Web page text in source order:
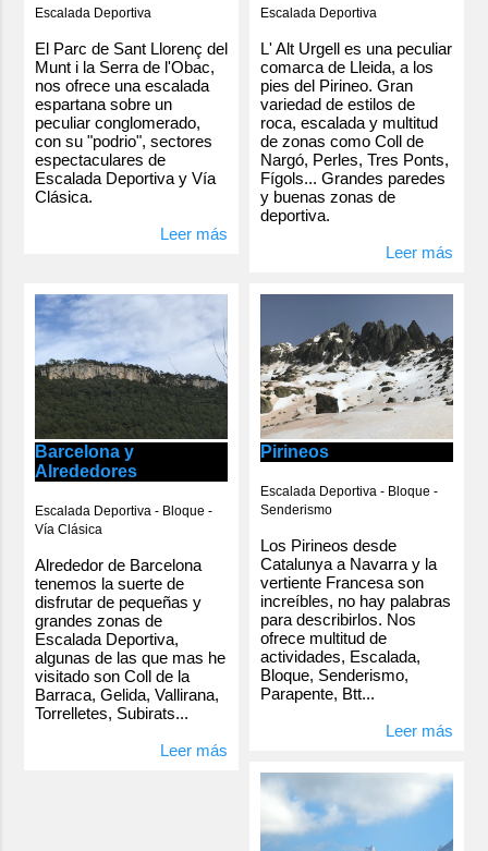
Escalada Deportiva
El Parc de Sant Llorenç del
Munt i la Serra de l'Obac,
nos ofrece una escalada
espartana sobre un
peculiar conglomerado,
con su "podrio", sectores
espectaculares de
Escalada Deportiva y Vía
Clásica.
Leer más
Escalada Deportiva
L' Alt Urgell es una peculiar
comarca de Lleida, a los
pies del Pirineo. Gran
variedad de estilos de
roca, escalada y multitud
de zonas como Coll de
Nargó, Perles, Tres Ponts,
Fígols... Grandes paredes
y buenas zonas de
deportiva.
Leer más
Barcelona y
Alrededores
Escalada Deportiva - Bloque -
Vía Clásica
Alrededor de Barcelona
tenemos la suerte de
disfrutar de pequeñas y
grandes zonas de
Escalada Deportiva,
algunas de las que mas he
visitado son Coll de la
Barraca, Gelida, Vallirana,
Torrelletes, Subirats...
Leer más
Pirineos
Escalada Deportiva - Bloque -
Senderismo
Los Pirineos desde
Catalunya a Navarra y la
vertiente Francesa son
increíbles, no hay palabras
para describirlos. Nos
ofrece multitud de
actividades, Escalada,
Bloque, Senderismo,
Parapente, Btt...
Leer más